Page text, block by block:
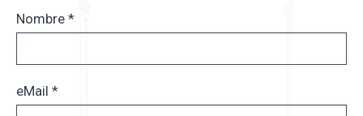
Nombre *
eMail *